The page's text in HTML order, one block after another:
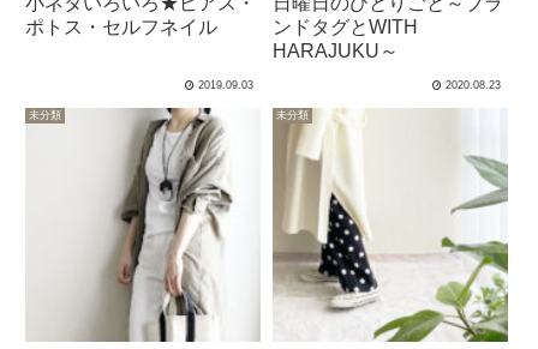
ポトス・セルフネイル
2019.09.03
ンドタグとWITH
HARAJUKU～
2020.08.23
未分類 未分類